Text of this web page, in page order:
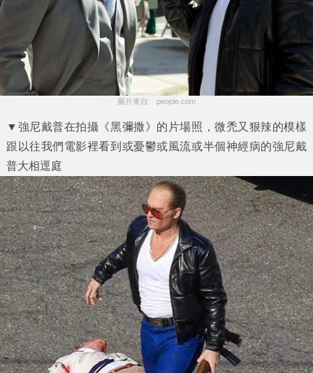
圖片來自:   people.com
▼強尼戴普在拍攝《黑彌撒》的片場照，微禿又狠辣的模樣
跟以往我們電影裡看到或憂鬱或風流或半個神經病的強尼戴
普大相逕庭